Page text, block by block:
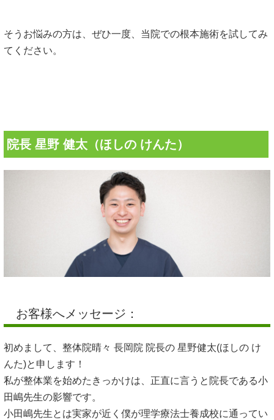
そうお悩みの方は、ぜひ一度、当院での根本施術を試してみ
てください。
院長 星野 健太（ほしの けんた）
お客様へメッセージ：
初めまして、整体院晴々 長岡院 院長の 星野健太(ほしの け
んた)と申します！
私が整体業を始めたきっかけは、正直に言うと院長である小
田嶋先生の影響です。
小田嶋先生とは実家が近く僕が理学療法士養成校に通ってい